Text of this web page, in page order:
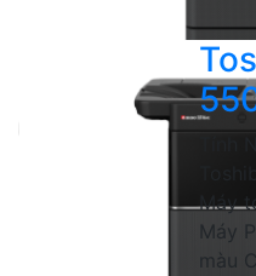
Tính
Máy
Máy
màu